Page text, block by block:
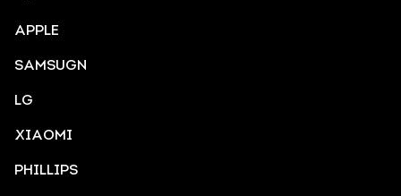
APPLE
SAMSUGN
LG
XIAOMI
PHILLIPS